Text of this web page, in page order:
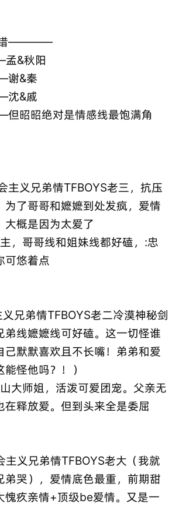
错————
&秋阳
谢&秦
沈&戚
昭昭绝对是情感线最饱满角
主义兄弟情TFBOYS老三，抗压
为了哥哥和嬷嬷到处发疯，爱情
大概是因为太爱了
主，哥哥线和姐妹线都好磕，:忠
可悠着点
义兄弟情TFBOYS老二冷漠神秘剑
弟线嬷嬷线可好磕。这一切怪谁
己默默喜欢且不长嘴！弟弟和爱
怪他吗？！）
山大师姐，活泼可爱团宠。父亲无
在释放爱。但到头来全是委屈
主义兄弟情TFBOYS老大（我就
弟哭），爱情底色最重，前期甜
愧疚亲情+顶级be爱情。又是一